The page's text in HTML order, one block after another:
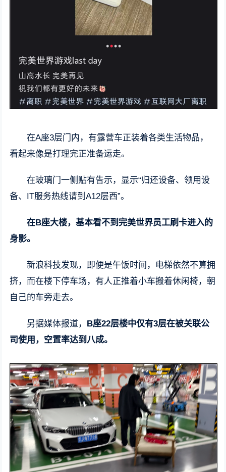
在A座3层门内，有露营车正装着各类生活物品，
看起来像是打理完正准备运走。
在玻璃门一侧贴有告示，显示“归还设备、领用设
备、IT服务热线请到A12层西”。
在B座大楼，基本看不到完美世界员工刷卡进入的
身影。
新浪科技发现，即便是午饭时间，电梯依然不算拥
挤，而在楼下停车场，有人正推着小车搬着休闲椅，朝
自己的车旁走去。
另据媒体报道，
B座22层楼中仅有3层在被关联公
司使用，空置率达到八成。